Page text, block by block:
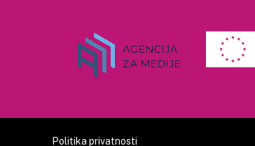
Politika privatnosti